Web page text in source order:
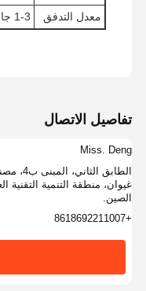
نظام المياه النقية جداً
معدل التدفق
1-3 جالون في الدقيقة
تفاصيل الاتصال
Miss. Deng
غيوان، منطقة التنمية التقنية
الصين.
+8618692211007